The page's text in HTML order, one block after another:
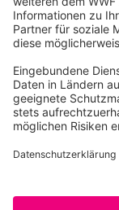
wirksam ist.
aussitzen zu
Entwurfs für
aber gesehen,
aber laut bleiben.
uns mit